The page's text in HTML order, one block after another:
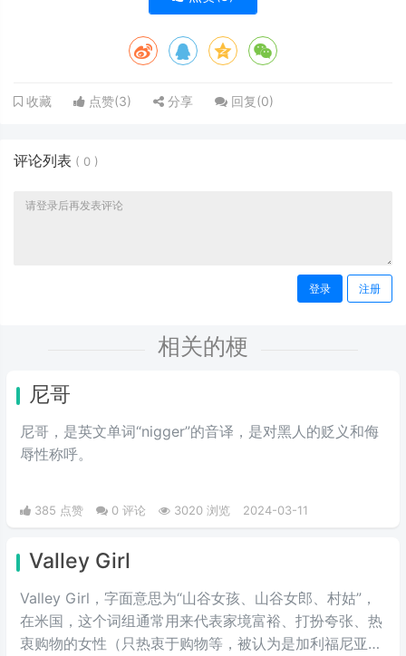
收藏 点赞(3) 分享 回复(0)
评论列表 ( 0 )
登录 注册
相关的梗
尼哥
尼哥，是英文单词“nigger”的音译，是对黑人的贬义和侮
辱性称呼。
385 点赞 0 评论 3020 浏览 2024-03-11
Valley Girl
Valley Girl，字面意思为“山谷女孩、山谷女郎、村姑”，
在米国，这个词组通常用来代表家境富裕、打扮夸张、热
衷购物的女性（只热衷于购物等，被认为是加利福尼亚州